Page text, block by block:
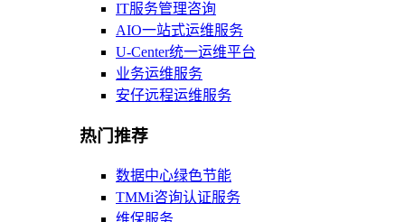
IT服务管理咨询
AIO一站式运维服务
U-Center统一运维平台
业务运维服务
安仔远程运维服务
热门推荐
数据中心绿色节能
TMMi咨询认证服务
维保服务